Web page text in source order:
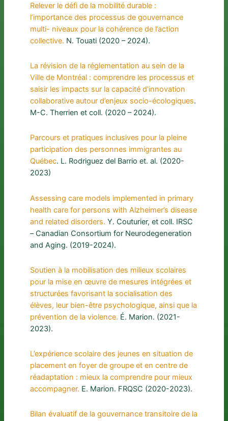
Relever le défi de la mobilité durable :
l’importance des processus de gouvernance
multi- niveaux pour la cohérence de l’action
collective. N. Touati (2020 – 2024).
La révision de la réglementation au sein de la
Ville de Montréal : comprendre les processus et
saisir les impacts sur la capacité d’innovation
collaborative autour d’enjeux socio-écologiques.
M-C. Therrien et coll. (2020 – 2024).
Parcours et pratiques inclusives pour la pleine
participation des personnes immigrantes au
Québec. L. Rodriguez del Barrio et. al. (2020-
2023)
Assessing care models implemented in primary
health care for persons with Alzheimer’s disease
and related disorders. Y. Couturier, et coll. IRSC
– Canadian Consortium for Neurodegeneration
and Aging. (2019-2024).
Soutien à la mobilisation des milieux scolaires
pour la mise en œuvre de mesures intégrées et
structurées favorisant la socialisation des
élèves, leur bien-être psychologique, ainsi que la
prévention de la violence. É. Marion. (2021-
2023).
L’expérience scolaire des jeunes en situation de
placement en foyer de groupe et en centre de
réadaptation : mieux la comprendre pour mieux
accompagner. E. Marion. FRQSC (2020-2023).
Bilan évaluatif de la gouvernance transitoire de la